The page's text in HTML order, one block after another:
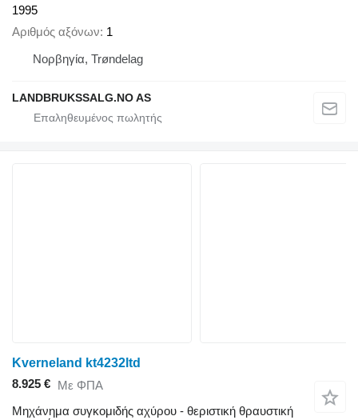
1995
Αριθμός αξόνων 1
Νορβηγία, Trøndelag
LANDBRUKSSALG.NO AS
Kverneland kt4232ltd
8.925 € Με ΦΠΑ
Μηχάνημα συγκομιδής αχύρου - θεριστική θραυστική